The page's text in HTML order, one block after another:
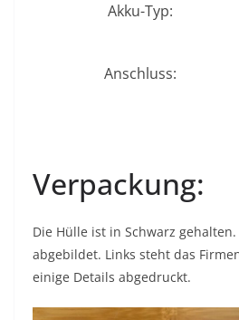
Akku-Typ:
Anschluss:
Verpackung:
Die Hülle ist in Schwarz
abgebildet. Links steht das
einige Details abgedruckt.